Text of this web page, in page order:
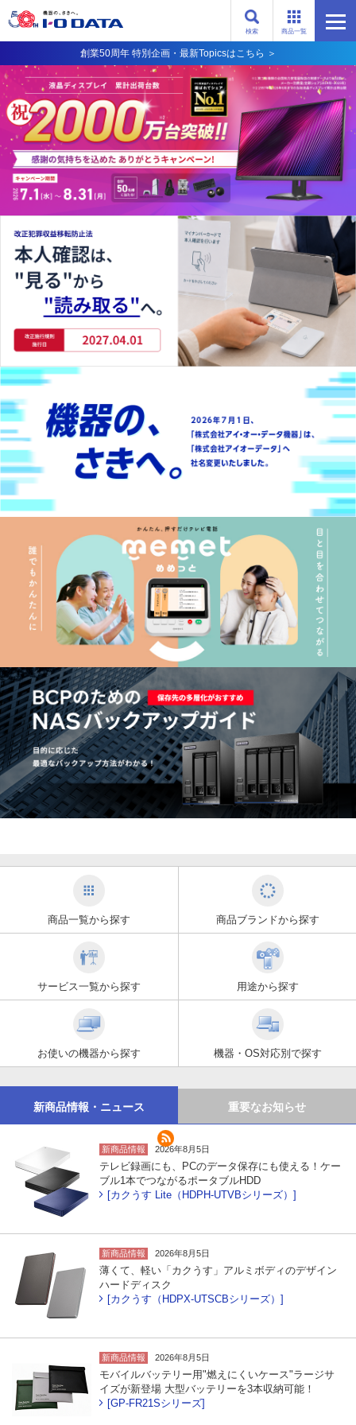
商品一覧
検索
創業50周年 特別企画・最新Topicsはこちら ＞
商品一覧から探す 商品ブランドから探す
サービス一覧から探す 用途から探す
お使いの機器から探す 機器・OS対応別で探す
新商品情報・ニュース
新商品情報 2026年8月5日
テレビ録画にも、PCのデータ保存にも使える！ケー
ブル1本でつながるポータブルHDD
[カクうす Lite（HDPH-UTVBシリーズ）]
新商品情報 2026年8月5日
薄くて、軽い「カクうす」アルミボディのデザイン
ハードディスク
[カクうす（HDPX-UTSCBシリーズ）]
新商品情報 2026年8月5日
モバイルバッテリー用"燃えにくいケース"ラージサ
イズが新登場 大型バッテリーを3本収納可能！
[GP-FR21Sシリーズ]
重要なお知らせ